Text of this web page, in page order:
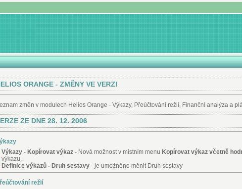
ORANGE - ZMĚNY VE VERZI
změn v modulech Helios Orange - Výkazy, Přeúčtování režií, Finanční analýza a
ZE DNE 28. 12. 2006
Výkazy - Kopírovat výkaz - Nová možnost v místním menu Kopírovat výkaz včetně
výkazu.
Definice výkazů - Druh sestavy - je umožněno měnit Druh sestavy
režií